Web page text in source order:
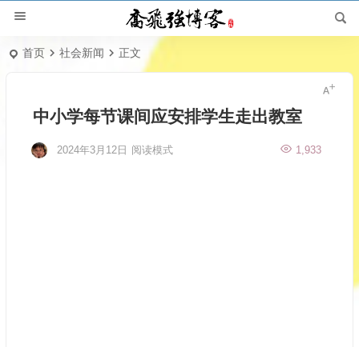
首页 社会新闻 正文
中小学每节课间应安排学生走出教室
2024年3月12日 1,933
阅读模式